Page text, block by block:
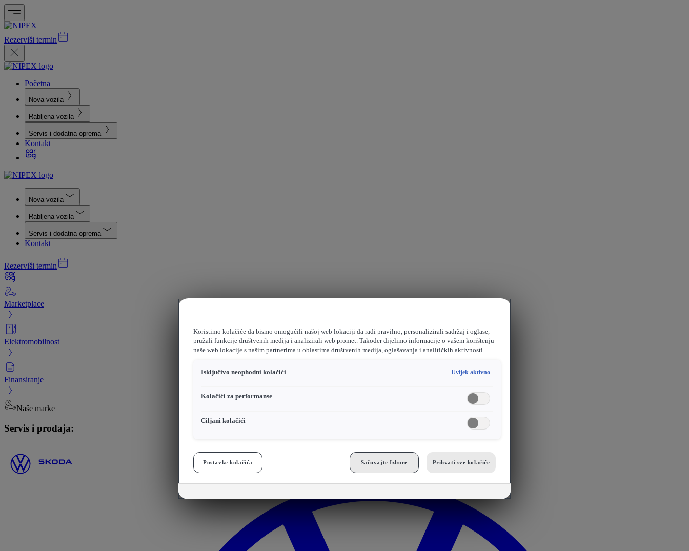
Rezerviši termin
Početna
Nova vozila
Rabljena vozila
Servis i dodatna oprema
Kontakt
Nova vozila
Rabljena vozila
Servis i dodatna oprema
Kontakt
Rezerviši termin
Marketplace
Elektromobilnost
Finansiranje
Naše marke
Servis i prodaja:
Koristimo kolačiće da bismo omogućili našoj web lokaciji da radi pravilno, personalizirali sadržaj i oglase,
pružali funkcije društvenih medija i analizirali web promet. Također dijelimo informacije o vašem korištenju
naše web lokacije s našim partnerima u oblastima društvenih medija, oglašavanja i analitičkih aktivnosti.
Isključivo neophodni kolačići Uvijek aktivno
Kolačići za performanse
Ciljani kolačići
Postavke kolačića Sačuvajte Izbore Prihvati sve kolačiće